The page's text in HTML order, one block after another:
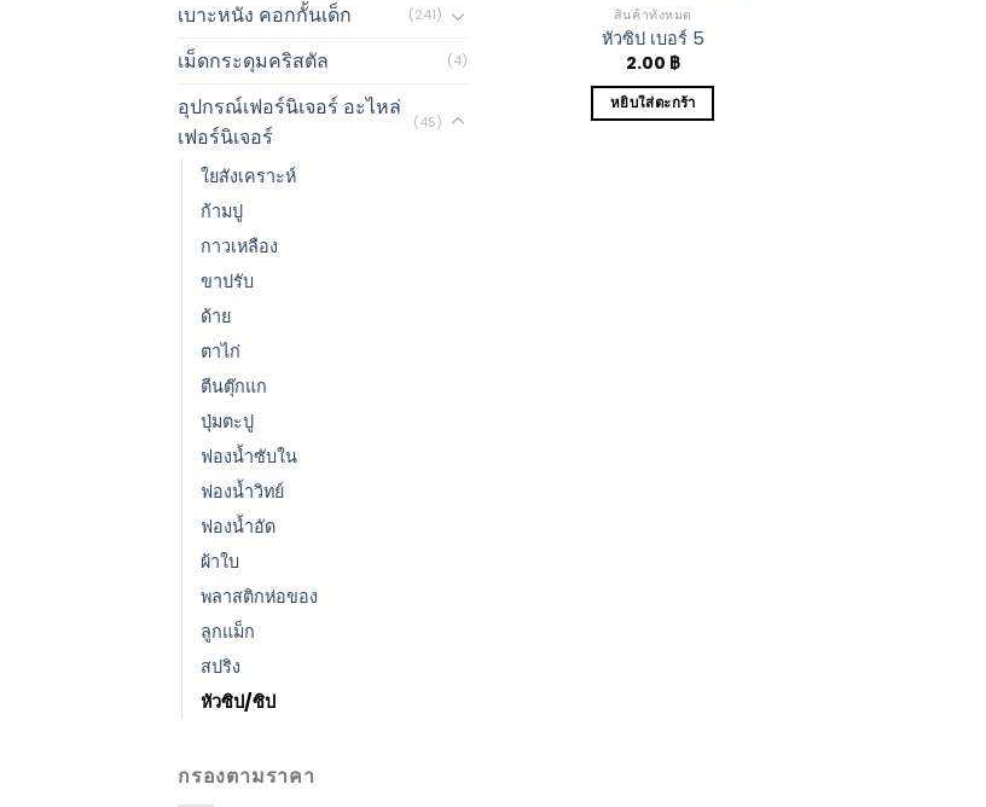
เบาะหนัง คอกกั้นเด็ก (241)
เม็ดกระดุมคริสตัล (4)
อุปกรณ์เฟอร์นิเจอร์ อะไหล่
เฟอร์นิเจอร์
(45)
ใยสังเคราะห์
ก้ามปู
กาวเหลือง
ขาปรับ
ด้าย
ตาไก่
ตีนตุ๊กแก
ปุ่มตะปู
ฟองน้ำซับใน
ฟองน้ำวิทย์
ฟองน้ำอัด
ผ้าใบ
พลาสติกห่อของ
ลูกแม็ก
สปริง
หัวซิป/ซิป
กรองตามราคา
สินค้าทั้งหมด
หัวซิป เบอร์ 5
2.00 ฿
หยิบใส่ตะกร้า